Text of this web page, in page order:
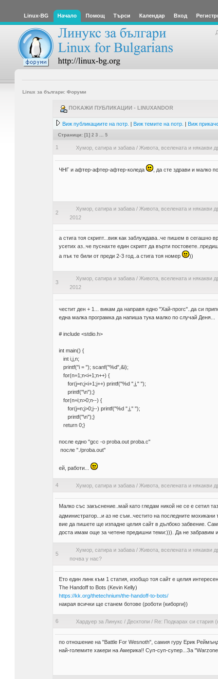
Linux-BG Начало Помощ Търси Календар Вход
Linux за българи: Форуми
ПОКАЖИ ПУБЛИКАЦИИ - LINUXANDOR
Виж публикациите на потр. | Виж темите на потр. | Виж
Страници: [1] 2 3 5
1 Хумор, сатира и забава / Живота, вселената и някакви
ЧНГ и афтер-афтер-афтер-коледа , да сте здрави и малко
2
Хумор, сатира и забава / Живота, вселената и някакви
2012
а стига тоя скрипт...виж как заблуждава..че пишем в сегашно
усетих аз..че пуснахте един скрипт да върти
а пък те били от преди 2-3 год..а стига тоя номер
))
3
Хумор, сатира и забава / Живота, вселената и някакви
2012
честит ден + 1... викам да направя едно "Хай-прогс"..да си
една малка програмка да напиша тука малко по случай Деня...
# include <stdio.h>
int main() {
int i,j,n;
printf("i = "); scanf("%d",&i);
for(n=1;n<i+1;n++) {
for(j=n;j<i+1;j++) printf("%d ",j," ");
printf("\n");}
for(n=i;n>0;n--) {
for(j=n;j>0;j--) printf("%d ",j," ");
printf("\n");}
return 0;}
после едно "gcc -o proba.out proba.c"
после "./proba.out"
ей, работи...
4 Хумор, сатира и забава / Живота, вселената и някакви
Малко със закъснение..май като гледам никой не се е сетил
администратор...и аз не съм..честито на последните
вие да пишете ще изпадне целия сайт в дълбоко забвение.
доста имам още за четене предишни теми:))). Да не забравим
5
Хумор, сатира и забава / Живота, вселената и някакви
почва у нас?
Ето един линк към 1 статия, изобщо тоя сайт е целия
The Handoff to Bots (Kevin Kelly)
https://kk.org/thetechnium/the-handoff-to-bots/
накрая всички ще станем ботове (роботи {киборги})
6 Хардуер за Линукс / Десктопи/ Re: Подкарах си стария
по отношение на "Battle For Wesnoth", самия гуру Ерик
най-големите хакери на Америка!! Суп-суп-супер...За